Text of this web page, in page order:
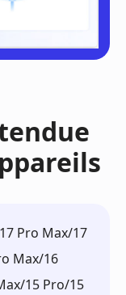
Pro Max/17
Max/16
15 Pro/15